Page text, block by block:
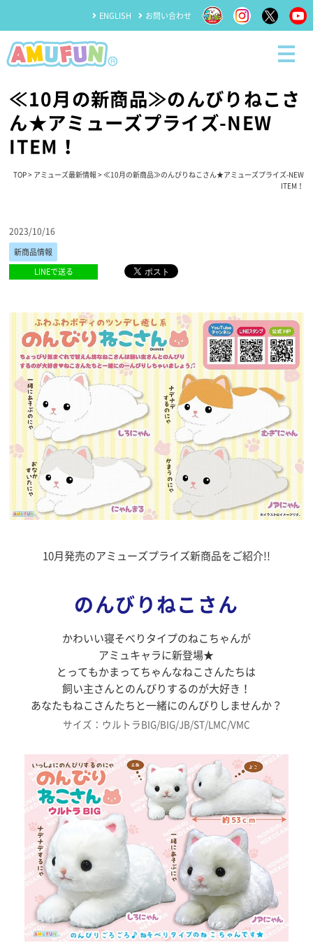
ENGLISH お問い合わせ
≪10月の新商品≫のんびりねこさ
ん★アミューズプライズ-NEW
ITEM！
TOP> アミューズ最新情報> ≪10月の新商品≫のんびりねこさん★アミューズプライズ-NEW
ITEM！
2023/10/16
新商品情報
LINEで送る
10月発売のアミューズプライズ新商品をご紹介!!
のんびりねこさん
かわいい寝そべりタイプのねこちゃんが
アミュキャラに新登場★
とってもかまってちゃんなねこさんたちは
飼い主さんとのんびりするのが大好き！
あなたもねこさんたちと一緒にのんびりしませんか？
サイズ：ウルトラBIG/BIG/JB/ST/LMC/VMC